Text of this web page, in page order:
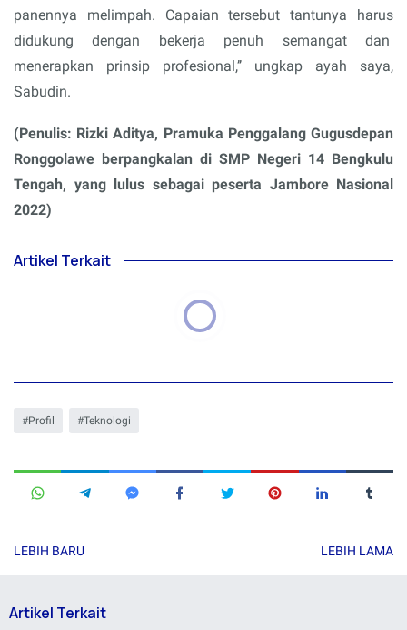
panennya melimpah. Capaian tersebut tantunya harus
didukung dengan bekerja penuh semangat dan
menerapkan prinsip profesional,’’ ungkap ayah saya,
Sabudin.
(Penulis: Rizki Aditya, Pramuka Penggalang Gugusdepan
Ronggolawe berpangkalan di SMP Negeri 14 Bengkulu
Tengah, yang lulus sebagai peserta Jambore Nasional
2022)
Artikel Terkait
Profil Teknologi
LEBIH BARU LEBIH LAMA
Artikel Terkait